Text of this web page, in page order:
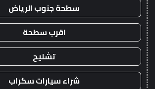
سطحة جنوب الرياض
اقرب سطحة
تشليح
شراء سيارات سكراب